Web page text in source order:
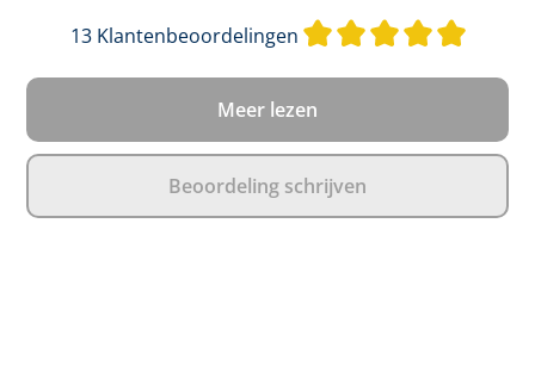
13 Klantenbeoordelingen
Meer lezen
Beoordeling schrijven